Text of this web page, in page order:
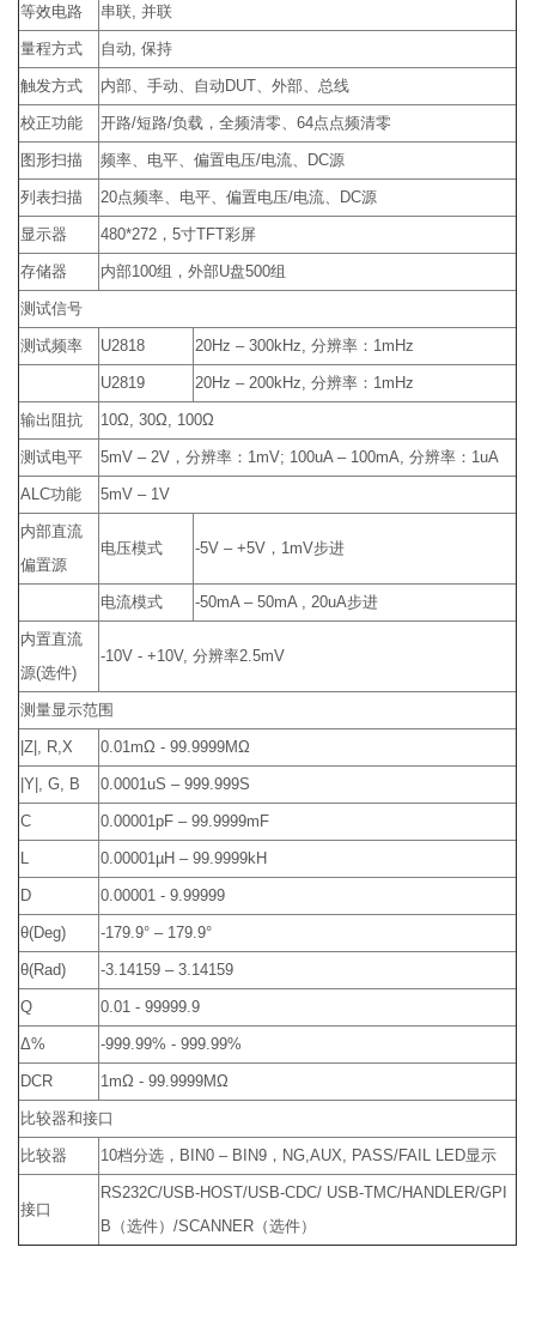
等效电路 串联, 并联
量程方式 自动, 保持
触发方式 内部、手动、自动DUT、外部、总线
校正功能 开路/短路/负载，全频清零、64点点频清零
图形扫描 频率、电平、偏置电压/电流、DC源
列表扫描 20点频率、电平、偏置电压/电流、DC源
显示器 480*272，5寸TFT彩屏
存储器 内部100组，外部U盘500组
测试信号
测试频率 U2818 20Hz – 300kHz, 分辨率：1mHz
U2819 20Hz – 200kHz, 分辨率：1mHz
输出阻抗 10Ω, 30Ω, 100Ω
测试电平 5mV – 2V，分辨率：1mV; 100uA – 100mA, 分辨率：1uA
ALC功能 5mV – 1V
内部直流
偏置源
电压模式 -5V – +5V，1mV步进
电流模式 -50mA – 50mA , 20uA步进
内置直流
源(选件)
-10V - +10V, 分辨率2.5mV
测量显示范围
|Z|, R,X 0.01mΩ - 99.9999MΩ
|Y|, G, B 0.0001uS – 999.999S
C 0.00001pF – 99.9999mF
L 0.00001µH – 99.9999kH
D 0.00001 - 9.99999
θ(Deg) -179.9° – 179.9°
θ(Rad) -3.14159 – 3.14159
Q 0.01 - 99999.9
Δ% -999.99% - 999.99%
DCR 1mΩ - 99.9999MΩ
比较器和接口
比较器 10档分选，BIN0 – BIN9，NG,AUX, PASS/FAIL LED显示
接口
RS232C/USB-HOST/USB-CDC/ USB-TMC/HANDLER/GPI
B（选件）/SCANNER（选件）